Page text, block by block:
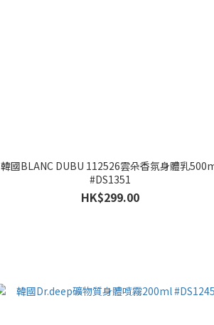
韓國BLANC DUBU 112526雲朵香氛身體乳
#DS1351
HK$299.00